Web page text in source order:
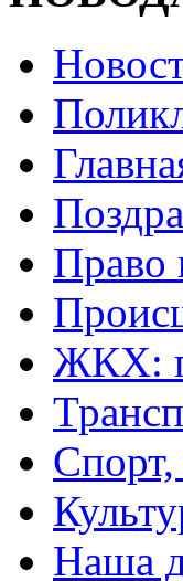
Право
ЖКХ:
Наша